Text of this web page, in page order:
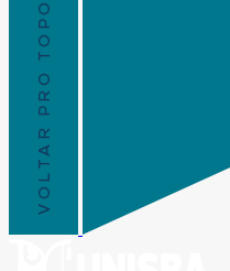
VOLTAR PRO TOPO